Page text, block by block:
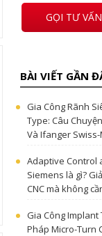
GỌI TƯ
BÀI VIẾT GẦN
Gia Công Rãnh
Type: Câu
Và Ifanger
Adaptive Control
Siemens là gì?
CNC mà không
Gia Công Implant
Pháp Micro-Turn